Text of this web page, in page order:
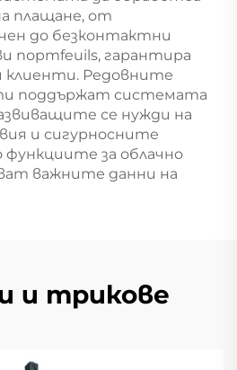
плащане, от
до безконтактни
портfeuils, гарантира
клиенти. Редовните
поддържат системата
се нужди на
и сигурносните
функциите за облачно
важните данни на
и трикове